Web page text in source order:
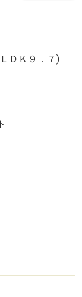
ＤＫ９．７)